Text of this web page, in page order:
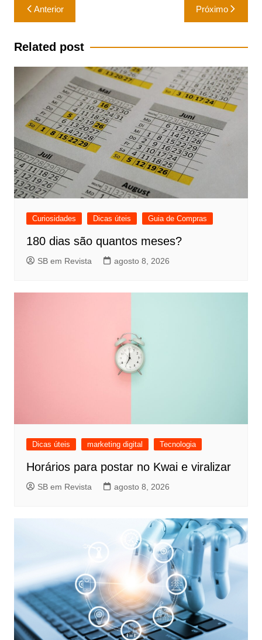
Navegação
de
Post
Anterior Próximo
Related post
Curiosidades Dicas úteis Guia de Compras
180 dias são quantos meses?
SB em Revista agosto 8, 2026
Dicas úteis marketing digital Tecnologia
Horários para postar no Kwai e viralizar
SB em Revista agosto 8, 2026